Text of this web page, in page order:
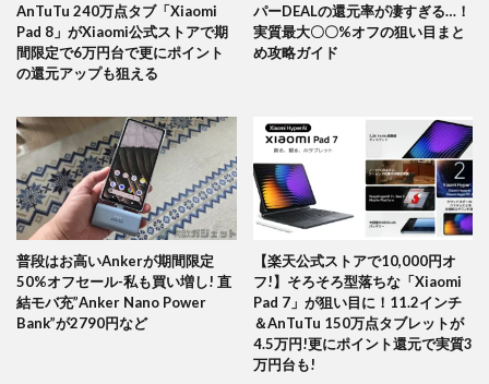
AnTuTu 240万点タブ「Xiaomi
Pad 8」がXiaomi公式ストアで期
間限定で6万円台で更にポイント
の還元アップも狙える
パーDEALの還元率が凄すぎる…！
実質最大〇〇%オフの狙い目まと
め攻略ガイド
普段はお高いAnkerが期間限定
50%オフセール-私も買い増し! 直
結モバ充”Anker Nano Power
Bank”が2790円など
【楽天公式ストアで10,000円オ
フ!】そろそろ型落ちな「Xiaomi
Pad 7」が狙い目に！11.2インチ
＆AnTuTu 150万点タブレットが
4.5万円!更にポイント還元で実質3
万円台も!